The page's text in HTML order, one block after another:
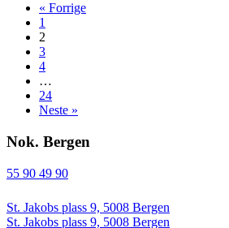
« Forrige
1
2
3
4
…
24
Neste »
Nok. Bergen
55 90 49 90
St. Jakobs plass 9, 5008 Bergen
St. Jakobs plass 9, 5008 Bergen